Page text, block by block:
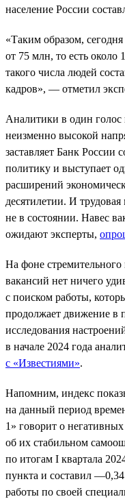
население России
«Таким образом,
от 75 млн, то есть около
такого числа людей
кадров», — отметил
Аналитики в один
неизменно высокой
заставляет Банк России
политику и выступает
расширений
десятилетии. И
не в состоянии. Навес
ожидают эксперты,
На фоне стремительного
вакансий нет ничего
с поиском работы,
продолжает движение в
исследования
в начале 2024 года
с «Известиями».
Напомним, индекс
на данный период
1» говорит о
об их стабильном
по итогам I квартала
пункта и составил
работы по своей